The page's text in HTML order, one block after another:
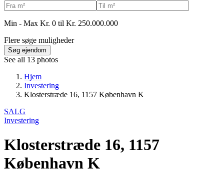
Min - Max Kr. 0 til Kr. 250.000.000
Flere søge muligheder
Søg ejendom
See all 13 photos
Hjem
Investering
Klosterstræde 16, 1157 København K
SALG
Investering
Klosterstræde 16, 1157
København K